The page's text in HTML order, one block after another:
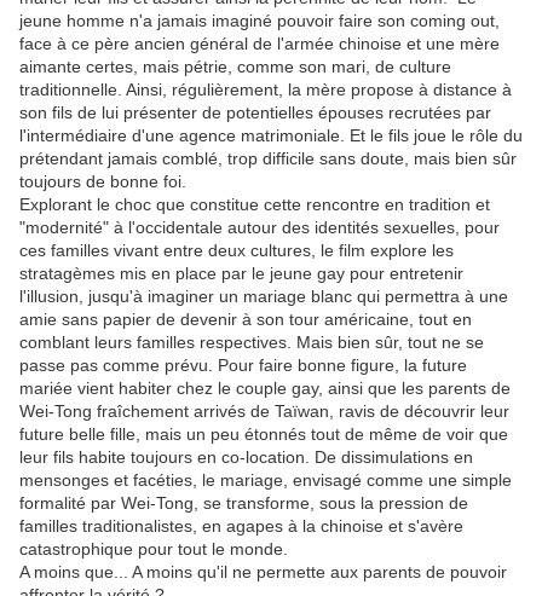
jeune homme n'a jamais imaginé pouvoir faire son coming out,
face à ce père ancien général de l'armée chinoise et une mère
aimante certes, mais pétrie, comme son mari, de culture
traditionnelle. Ainsi, régulièrement, la mère propose à distance à
son fils de lui présenter de potentielles épouses recrutées par
l'intermédiaire d'une agence matrimoniale. Et le fils joue le rôle du
prétendant jamais comblé, trop difficile sans doute, mais bien sûr
toujours de bonne foi.
Explorant le choc que constitue cette rencontre en tradition et
"modernité" à l'occidentale autour des identités sexuelles, pour
ces familles vivant entre deux cultures, le film explore les
stratagèmes mis en place par le jeune gay pour entretenir
l'illusion, jusqu'à imaginer un mariage blanc qui permettra à une
amie sans papier de devenir à son tour américaine, tout en
comblant leurs familles respectives. Mais bien sûr, tout ne se
passe pas comme prévu. Pour faire bonne figure, la future
mariée vient habiter chez le couple gay, ainsi que les parents de
Wei-Tong fraîchement arrivés de Taïwan, ravis de découvrir leur
future belle fille, mais un peu étonnés tout de même de voir que
leur fils habite toujours en co-location. De dissimulations en
mensonges et facéties, le mariage, envisagé comme une simple
formalité par Wei-Tong, se transforme, sous la pression de
familles traditionalistes, en agapes à la chinoise et s'avère
catastrophique pour tout le monde.
A moins que... A moins qu'il ne permette aux parents de pouvoir